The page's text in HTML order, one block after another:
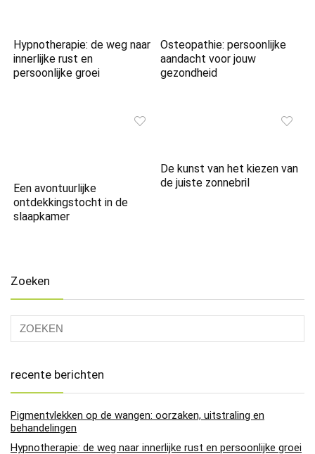
Hypnotherapie: de weg naar
innerlijke rust en
persoonlijke groei
Osteopathie: persoonlijke
aandacht voor jouw
gezondheid
Een avontuurlijke
ontdekkingstocht in de
slaapkamer
De kunst van het kiezen van
de juiste zonnebril
Zoeken
recente berichten
Pigmentvlekken op de wangen: oorzaken, uitstraling en
behandelingen
Hypnotherapie: de weg naar innerlijke rust en persoonlijke groei